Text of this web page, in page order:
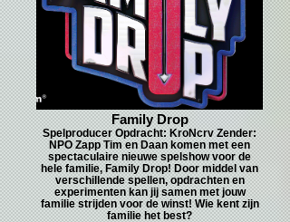
Family Drop
Spelproducer Opdracht: KroNcrv Zender:
NPO Zapp Tim en Daan komen met een
spectaculaire nieuwe spelshow voor de
hele familie, Family Drop! Door middel van
verschillende spellen, opdrachten en
experimenten kan jij samen met jouw
familie strijden voor de winst! Wie kent zijn
familie het best?